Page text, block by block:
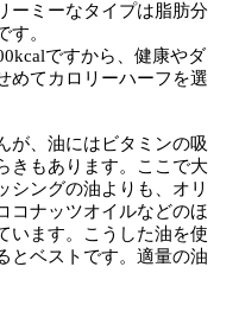
ーミーなタイプは脂肪分
す。
ですから、健康やダ
めてカロリーハーフを選
が、油にはビタミンの吸
きもあります。ここで大
シングの油よりも、オリ
コナッツオイルなどのほ
います。こうした油を使
とベストです。適量の油